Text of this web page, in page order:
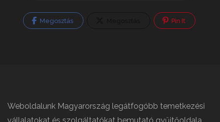
Megosztás Pin It
Weboldalunk Magyarország legátfogóbb temetkezési